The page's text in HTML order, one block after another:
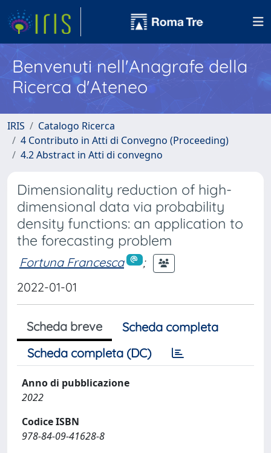
Benvenuti nell'Anagrafe della
Ricerca d'Ateneo
IRIS
Catalogo Ricerca
4 Contributo in Atti di Convegno (Proceeding)
4.2 Abstract in Atti di convegno
Dimensionality reduction of high-
dimensional data via probability
density functions: an application to
the forecasting problem
Fortuna Francesca
;
2022-01-01
Scheda breve
Scheda completa
Scheda completa (DC)
Anno di pubblicazione
2022
Codice ISBN
978-84-09-41628-8